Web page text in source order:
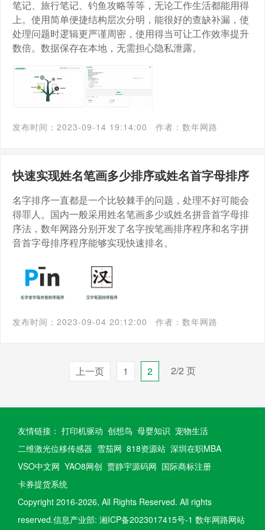
笔记、旅行笔记、钓鱼攻略等等，无论工作生活都能用得
上。使用简单便捷结构层次分明，能很好的查缺补漏，使
处理问题时逻辑更严谨周密，使用得当可让工作效率提升
数倍。数据保存在本地，无需担心隐私泄露。
发布时间：2023-09-14 19:14:00 作者：数年网路
快速实现姓名笔画多少排序或姓名首字母排序
名字排序一直都是一个比较棘手的问题，处理不好可能会
得罪人。国内一般采用姓名笔画多少或姓名拼音首字母排
序法，数年网路分别开发了名字按笔画排序程序和名字拼
音首字母排序程序能够实现快速排名。
发布时间：2023-09-04 20:12:00 作者：数年网路
上一页 1 2 2/2 页
友情链接： 打印机驱动 创想鸟 母婴知识 宠物生活
二维激光位移传感器 雪茄网 818资源站 深圳在职MBA
VSO中文网 YAO8网创 贾静宇源码网 国际商标注册
卡券提货系统
Copyright 2016-2026, All Rights Reserved. All rights
reserved.信息产业部: 湘ICP备2023017415号-1 数年网路网站